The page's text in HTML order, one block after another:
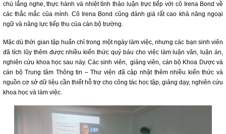
chú lắng nghe, thực hành và nhiệt tình thảo luận trực tiếp với cô Irena Bond về
các thắc mắc của mình. Cô Irena Bond cũng đánh giá rất cao khả năng ngoại
ngữ và năng lực tiếp thu của cán bộ trường.
Mặc dù thời gian tập huấn chỉ trong một ngày làm việc, nhưng các bạn sinh viên
đã tích lũy thêm được nhiều kiến thức quý báu cho việc làm luận văn, luận án,
nghiên cứu khoa học sau này. Các sinh viên, giảng viên, cán bộ Khoa Dược và
cán bộ Trung tâm Thông tin – Thư viện đã cập nhật thêm nhiều kiến thức và
nguồn cơ sở dữ liệu cần thiết hỗ trợ cho công tác học tập, giảng dạy, nghiên cứu
khoa học và làm việc.